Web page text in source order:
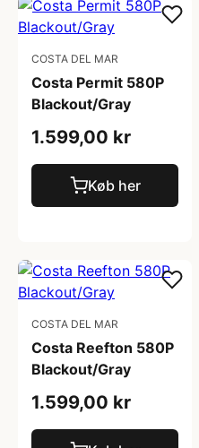
COSTA DEL MAR
Costa Permit 580P
Blackout/Gray
1.599,00 kr
Køb her
COSTA DEL MAR
Costa Reefton 580P
Blackout/Gray
1.599,00 kr